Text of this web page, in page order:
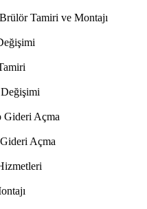
Tamiri ve Montajı
Gideri Açma
Açma